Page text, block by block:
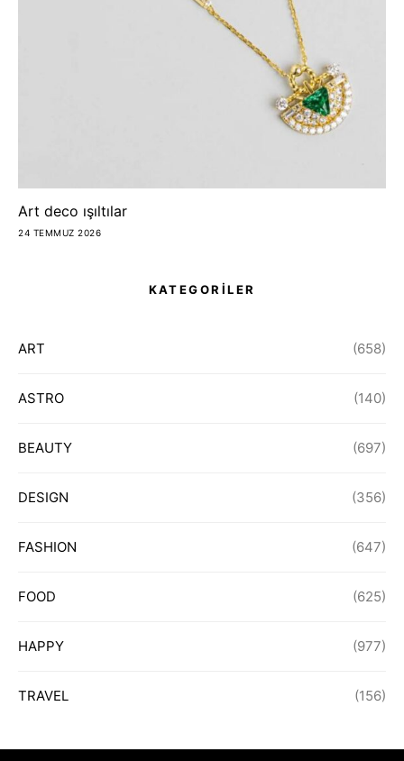
Art deco ışıltılar
24 TEMMUZ 2026
KATEGORİLER
ART (658)
ASTRO (140)
BEAUTY (697)
DESIGN (356)
FASHION (647)
FOOD (625)
HAPPY (977)
TRAVEL (156)